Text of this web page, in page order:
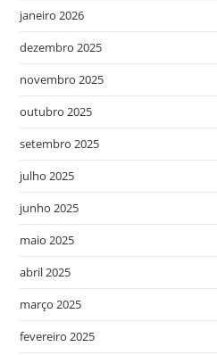
janeiro 2026
dezembro 2025
novembro 2025
outubro 2025
setembro 2025
julho 2025
junho 2025
maio 2025
abril 2025
março 2025
fevereiro 2025